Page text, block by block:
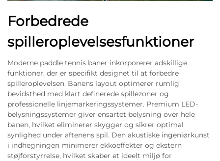
Forbedrede
spilleroplevelsesfunktioner
Moderne paddle tennis baner inkorporerer adskillige
funktioner, der er specifikt designet til at forbedre
spilleroplevelsen. Banens layout optimerer rumlig
bevidsthed med klart definerede spillezoner og
professionelle linjemarkeringssystemer. Premium LED-
belysningssystemer giver ensartet belysning over hele
banen, hvilket eliminerer skygger og sikrer optimal
synlighed under aftenens spil. Den akustiske ingeniørkunst
i indhegningen minimerer ekkoeffekter og ekstern
støjforstyrrelse, hvilket skaber et ideelt miljø for